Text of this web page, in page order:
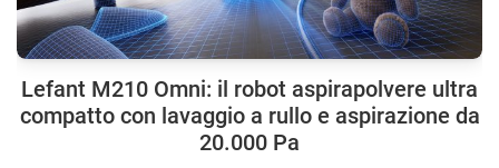
Lefant M210 Omni: il robot aspirapolvere ultra
compatto con lavaggio a rullo e aspirazione da
20.000 Pa